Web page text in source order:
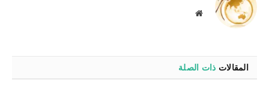
موقع
المقالات ذات الصلة